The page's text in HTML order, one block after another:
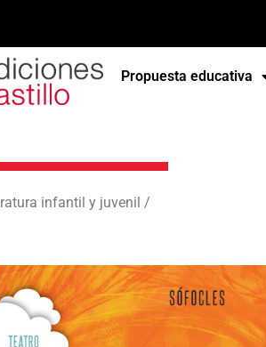
Propuesta educativa
infantil
infantil y juvenil /